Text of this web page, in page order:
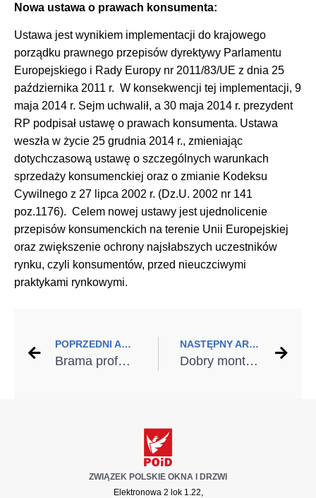
Nowa ustawa o prawach konsumenta:
Ustawa jest wynikiem implementacji do krajowego
porządku prawnego przepisów dyrektywy Parlamentu
Europejskiego i Rady Europy nr 2011/83/UE z dnia 25
października 2011 r. W konsekwencji tej implementacji, 9
maja 2014 r. Sejm uchwalił, a 30 maja 2014 r. prezydent
RP podpisał ustawę o prawach konsumenta. Ustawa
weszła w życie 25 grudnia 2014 r., zmieniając
dotychczasową ustawę o szczególnych warunkach
sprzedaży konsumenckiej oraz o zmianie Kodeksu
Cywilnego z 27 lipca 2002 r. (Dz.U. 2002 nr 141
poz.1176). Celem nowej ustawy jest ujednolicenie
przepisów konsumenckich na terenie Unii Europejskiej
oraz zwiększenie ochrony najsłabszych uczestników
rynku, czyli konsumentów, przed nieuczciwymi
praktykami rynkowymi.
POPRZEDNI ARTYKUŁ
Brama profesjonalnie zamontowana
NASTĘPNY ARTYKUŁ
Dobry montaż tylko z dobrymi narzędziami
ZWIĄZEK POLSKIE OKNA I DRZWI
Elektronowa 2 lok 1.22,